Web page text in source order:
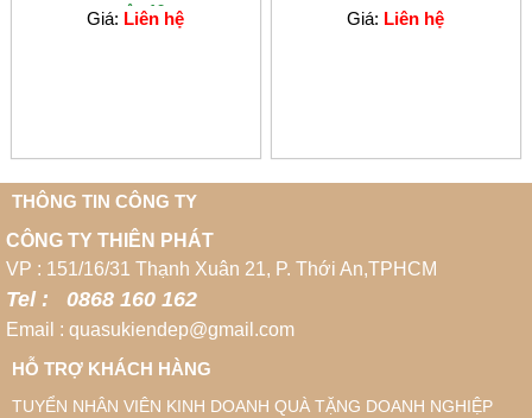
quận 12
Giá: Liên hệ Giá: Liên hệ
THÔNG TIN CÔNG TY
CÔNG TY THIÊN PHÁT
VP : 151/16/31 Thạnh Xuân 21, P. Thới An,TPHCM
Tel : 0868 160 162
Email : quasukiendep@gmail.com
HỖ TRỢ KHÁCH HÀNG
TUYỂN NHÂN VIÊN KINH DOANH QUÀ TẶNG DOANH NGHIỆP